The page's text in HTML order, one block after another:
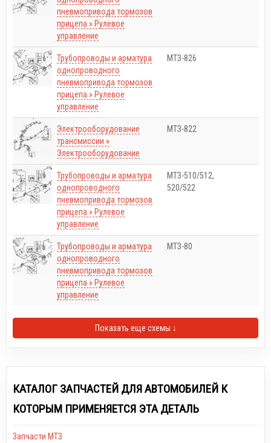
пневмопривода тормозов
прицепа » Рулевое
управление
Трубопроводы и арматура
однопроводного
пневмопривода тормозов
прицепа » Рулевое
управление
МТЗ-826
Электрооборудование
трансмиссии »
Электрооборудование
МТЗ-822
Трубопроводы и арматура
однопроводного
пневмопривода тормозов
прицепа » Рулевое
управление
МТЗ-510/512,
520/522
Трубопроводы и арматура
однопроводного
пневмопривода тормозов
прицепа » Рулевое
управление
МТЗ-80
Показать еще схемы ↓
КАТАЛОГ ЗАПЧАСТЕЙ ДЛЯ АВТОМОБИЛЕЙ К
КОТОРЫМ ПРИМЕНЯЕТСЯ ЭТА ДЕТАЛЬ
Запчасти МТЗ